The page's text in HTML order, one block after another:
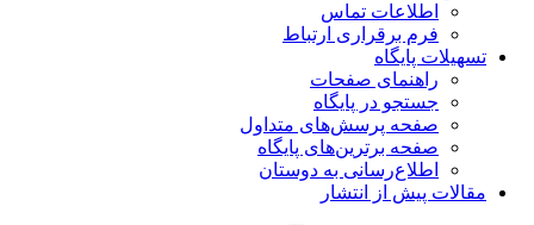
اطلاعات تماس
فرم برقراری ارتباط
تسهیلات پایگاه
راهنمای صفحات
جستجو در پایگاه
صفحه پرسش‌های متداول
صفحه برترین‌های پایگاه
اطلاع‌رسانی به دوستان
مقالات پیش از انتشار